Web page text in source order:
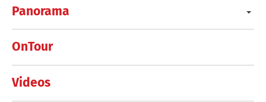
Panorama
OnTour
Videos